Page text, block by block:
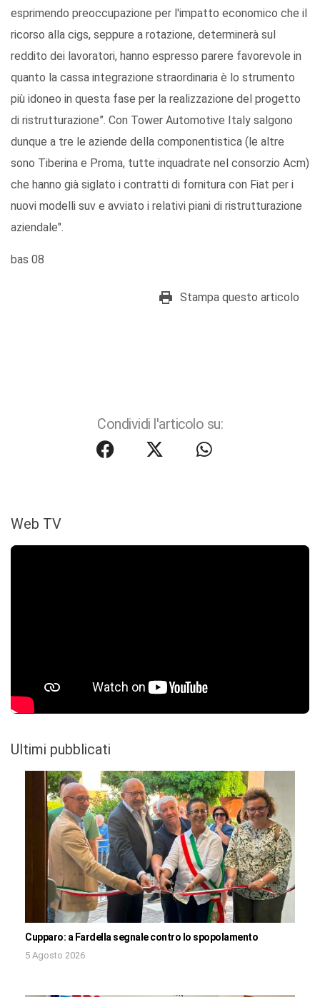
esprimendo preoccupazione per l'impatto economico che il
ricorso alla cigs, seppure a rotazione, determinerà sul
reddito dei lavoratori, hanno espresso parere favorevole in
quanto la cassa integrazione straordinaria è lo strumento
più idoneo in questa fase per la realizzazione del progetto
di ristrutturazione”. Con Tower Automotive Italy salgono
dunque a tre le aziende della componentistica (le altre
sono Tiberina e Proma, tutte inquadrate nel consorzio Acm)
che hanno già siglato i contratti di fornitura con Fiat per i
nuovi modelli suv e avviato i relativi piani di ristrutturazione
aziendale".
bas 08
Stampa questo articolo
Condividi l'articolo su:
Web TV
Ultimi pubblicati
Cupparo: a Fardella segnale contro lo spopolamento
5 Agosto 2026